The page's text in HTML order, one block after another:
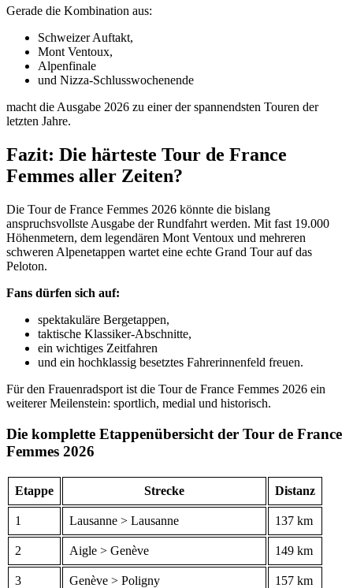
Gerade die Kombination aus:
Schweizer Auftakt,
Mont Ventoux,
Alpenfinale
und Nizza-Schlusswochenende
macht die Ausgabe 2026 zu einer der spannendsten Touren der
letzten Jahre.
Fazit: Die härteste Tour de France
Femmes aller Zeiten?
Die Tour de France Femmes 2026 könnte die bislang
anspruchsvollste Ausgabe der Rundfahrt werden. Mit fast 19.000
Höhenmetern, dem legendären Mont Ventoux und mehreren
schweren Alpenetappen wartet eine echte Grand Tour auf das
Peloton.
Fans dürfen sich auf:
spektakuläre Bergetappen,
taktische Klassiker-Abschnitte,
ein wichtiges Zeitfahren
und ein hochklassig besetztes Fahrerinnenfeld freuen.
Für den Frauenradsport ist die Tour de France Femmes 2026 ein
weiterer Meilenstein: sportlich, medial und historisch.
Die komplette Etappenübersicht der Tour de France
Femmes 2026
Etappe Strecke Distanz
1 Lausanne > Lausanne 137 km
2 Aigle > Genève 149 km
3 Genève > Poligny 157 km